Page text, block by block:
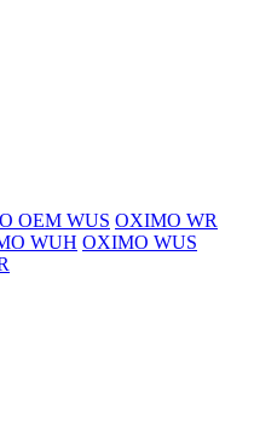
OEM WUS OXIMO WR
WUH OXIMO WUS